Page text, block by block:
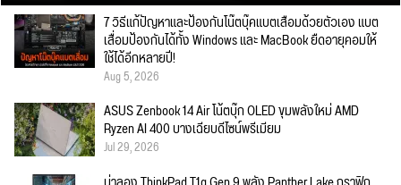
7 วิธีแก้ปัญหาและป้องกันโน๊ตบุ๊คแบตเสื่อมด้วยตัวเอง แบต
เสื่อมป้องกันได้ทั้ง Windows และ MacBook ยืดอายุคอมให้
ใช้ได้อีกหลายปี!
Aug 5, 2026
ASUS Zenbook 14 Air โน้ตบุ๊ก OLED ขุมพลังใหม่ AMD
Ryzen AI 400 บางเฉียบดีไซน์พรีเมียม
Jul 29, 2026